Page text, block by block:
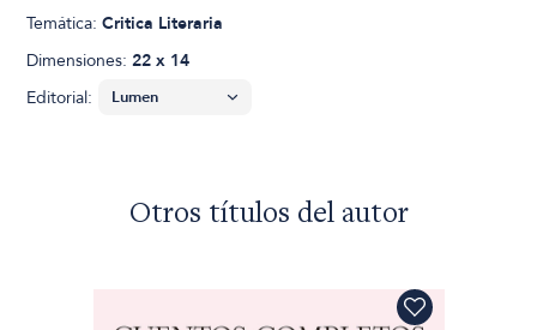
Temática:Critica Literaria
Dimensiones:22 x 14
Editorial:
Otros títulos del autor